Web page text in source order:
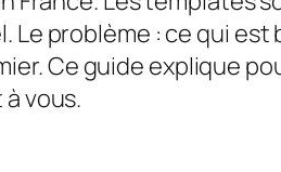
problème : ce qui
Ce guide explique
vous.